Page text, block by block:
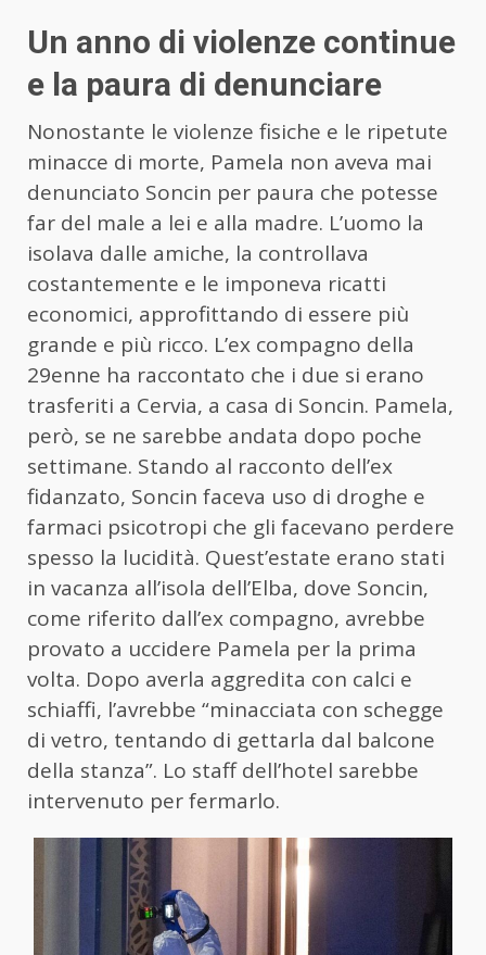
Un anno di violenze continue
e la paura di denunciare
Nonostante le violenze fisiche e le ripetute
minacce di morte, Pamela non aveva mai
denunciato Soncin per paura che potesse
far del male a lei e alla madre. L’uomo la
isolava dalle amiche, la controllava
costantemente e le imponeva ricatti
economici, approfittando di essere più
grande e più ricco. L’ex compagno della
29enne ha raccontato che i due si erano
trasferiti a Cervia, a casa di Soncin. Pamela,
però, se ne sarebbe andata dopo poche
settimane. Stando al racconto dell’ex
fidanzato, Soncin faceva uso di droghe e
farmaci psicotropi che gli facevano perdere
spesso la lucidità. Quest’estate erano stati
in vacanza all’isola dell’Elba, dove Soncin,
come riferito dall’ex compagno, avrebbe
provato a uccidere Pamela per la prima
volta. Dopo averla aggredita con calci e
schiaffi, l’avrebbe “minacciata con schegge
di vetro, tentando di gettarla dal balcone
della stanza”. Lo staff dell’hotel sarebbe
intervenuto per fermarlo.